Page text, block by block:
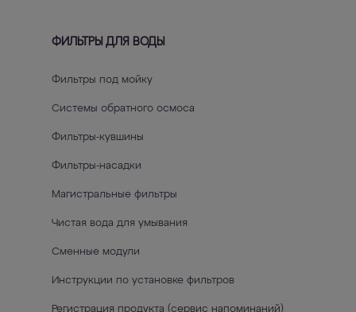
ФИЛЬТРЫ ДЛЯ ВОДЫ
Фильтры под мойку
Системы обратного осмоса
Фильтры-кувшины
Фильтры-насадки
Магистральные фильтры
Чистая вода для умывания
Сменные модули
Инструкции по установке фильтров
Регистрация продукта (сервис напоминаний)